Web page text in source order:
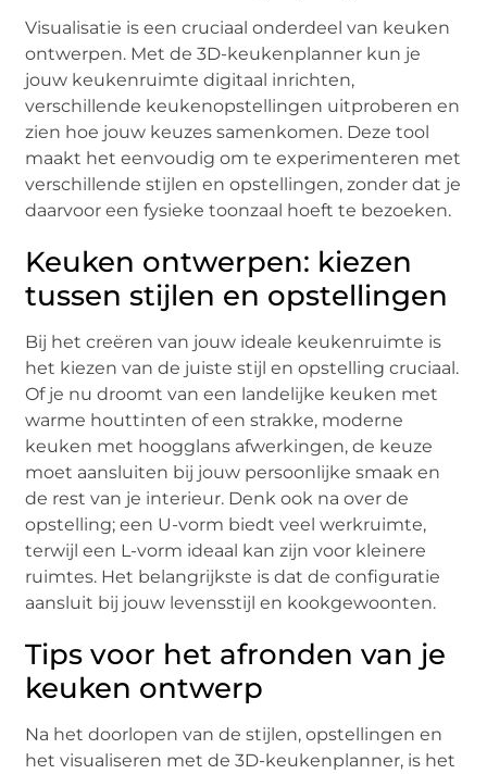
Visualisatie is een cruciaal onderdeel van keuken
ontwerpen. Met de 3D-keukenplanner kun je
jouw keukenruimte digitaal inrichten,
verschillende keukenopstellingen uitproberen en
zien hoe jouw keuzes samenkomen. Deze tool
maakt het eenvoudig om te experimenteren met
verschillende stijlen en opstellingen, zonder dat je
daarvoor een fysieke toonzaal hoeft te bezoeken.
Keuken ontwerpen: kiezen
tussen stijlen en opstellingen
Bij het creëren van jouw ideale keukenruimte is
het kiezen van de juiste stijl en opstelling cruciaal.
Of je nu droomt van een landelijke keuken met
warme houttinten of een strakke, moderne
keuken met hoogglans afwerkingen, de keuze
moet aansluiten bij jouw persoonlijke smaak en
de rest van je interieur. Denk ook na over de
opstelling; een U-vorm biedt veel werkruimte,
terwijl een L-vorm ideaal kan zijn voor kleinere
ruimtes. Het belangrijkste is dat de configuratie
aansluit bij jouw levensstijl en kookgewoonten.
Tips voor het afronden van je
keuken ontwerp
Na het doorlopen van de stijlen, opstellingen en
het visualiseren met de 3D-keukenplanner, is het